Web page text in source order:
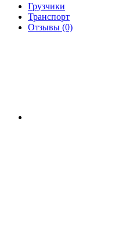
Грузчики
Транспорт
Отзывы (0)